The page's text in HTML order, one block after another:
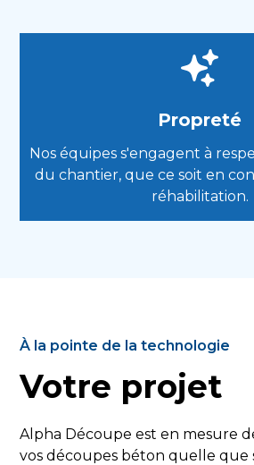
Propreté
Nos équipes s'engagent à
du chantier, que ce soit en
réhabilitation.
À la pointe de la technologie
Votre projet
Alpha Découpe est en mesure
vos découpes béton quelle que